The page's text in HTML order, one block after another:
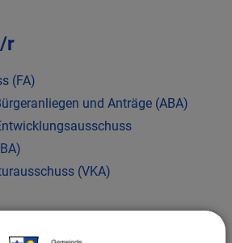
r
(FA)
und Anträge (ABA)
(VKA)